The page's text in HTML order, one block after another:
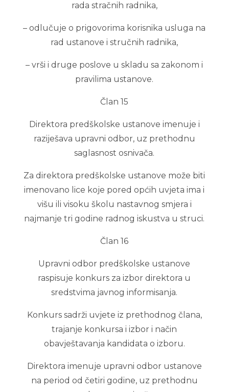
rada stračnih radnika,
– odlučuje o prigovorima korisnika usluga na
rad ustanove i stručnih radnika,
– vrši i druge poslove u skladu sa zakonom i
pravilima ustanove.
Član 15
Direktora predškolske ustanove imenuje i
raziješava upravni odbor, uz prethodnu
saglasnost osnivača.
Za direktora predškolske ustanove može biti
imenovano lice koje pored općih uvjeta ima i
višu ili visoku školu nastavnog smjera i
najmanje tri godine radnog iskustva u struci.
Član 16
Upravni odbor predškolske ustanove
raspisuje konkurs za izbor direktora u
sredstvima javnog informisanja.
Konkurs sadrži uvjete iz prethodnog člana,
trajanje konkursa i izbor i način
obavještavanja kandidata o izboru.
Direktora imenuje upravni odbor ustanove
na period od četiri godine, uz prethodnu